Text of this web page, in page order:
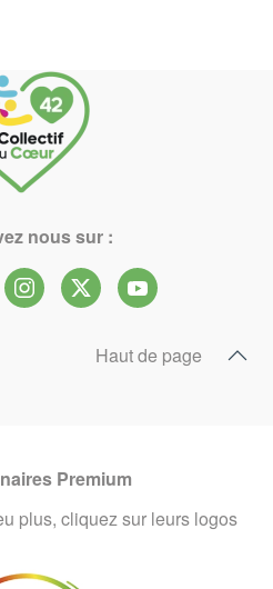
nous sur :
Haut de page
Premium
plus, cliquez sur leurs logos